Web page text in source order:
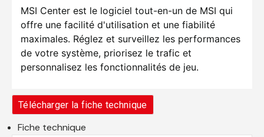
MSI Center est le logiciel tout-en-un de MSI qui
offre une facilité d'utilisation et une fiabilité
maximales. Réglez et surveillez les performances
de votre système, priorisez le trafic et
personnalisez les fonctionnalités de jeu.
Télécharger la fiche technique
Fiche technique